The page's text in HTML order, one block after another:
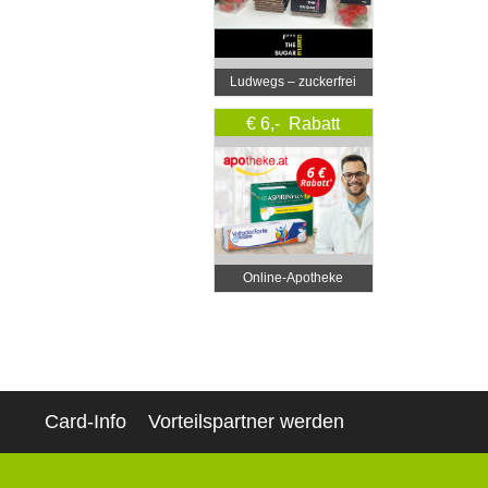
Ludwegs – zuckerfrei
leben
€ 6,- Rabatt
Online‑Apotheke
Card-Info Vorteilspartner werden